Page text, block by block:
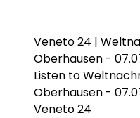
Veneto 24 |
Oberhausen -
Listen to
Oberhausen -
Veneto 24